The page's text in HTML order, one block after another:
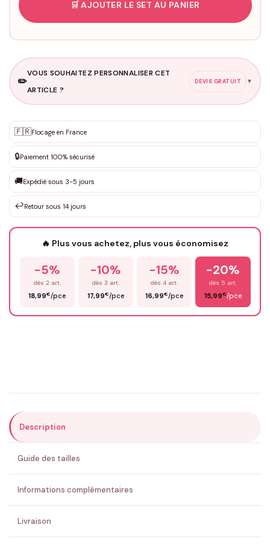
🛒 AJOUTER LE SET AU PANIER
✏️
VOUS SOUHAITEZ PERSONNALISER CET
ARTICLE ?
DEVIS GRATUIT ▼
✨ Personnalisation sur mesure
DEVIS GRATUIT · Personnalisation de 3 à 10€ selon la demande
Que souhaitez-vous ?*
Votre texte / idée*
Prénom*
ENVOYER MA DEMANDE ✨
💚 Retour sous 24-48h🇫🇷 Flocage en France✅ Validation avant fabrication
🇫🇷Flocage en France
🔒Paiement 100% sécurisé
🚚Expédié sous 3-5 jours
↩️Retour sous 14 jours
🔥 Plus vous achetez, plus vous économisez
-5%
dès 2 art.
18,99€/pce
-10%
dès 3 art.
17,99€/pce
-15%
dès 4 art.
16,99€/pce
-20%
dès 5 art.
15,99€/pce
Description
Guide des tailles
Informations complémentaires
Livraison